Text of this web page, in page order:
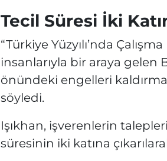
Tecil Süresi İki
“Türkiye Yüzyılı’nda
insanlarıyla bir araya gelen
önündeki engelleri
söyledi.
Işıkhan, işverenlerin
süresinin iki katına